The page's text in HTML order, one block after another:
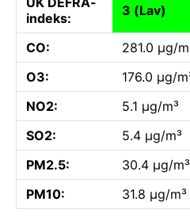
indeks:
3 (Lav)
CO:
281.0 µg/
O3:
176.0 µg/
NO2:
5.1 µg/m³
SO2:
5.4 µg/m³
PM2.5:
30.4 µg/m³
PM10:
31.8 µg/m³